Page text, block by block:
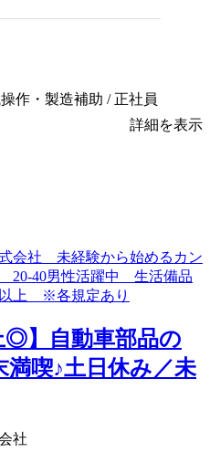
作・製造補助 / 正社員
詳細を表示
◎】自動車部品の
喫♪土日休み／未
社